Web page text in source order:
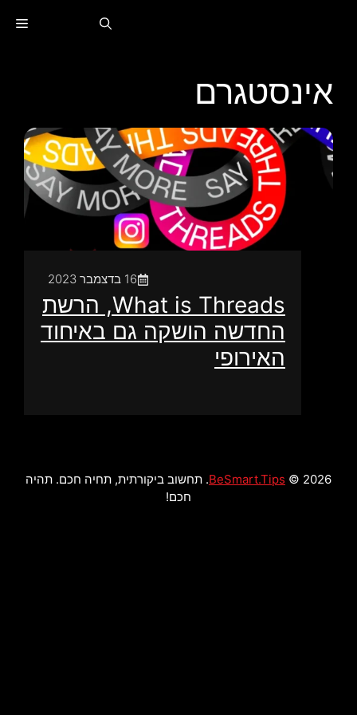
אינסטגרם
16 בדצמבר 2023
What is Threads, הרשת
החדשה הושקה גם באיחוד
האירופי
2026 ©
BeSmart.Tips. תחשוב ביקורתית, תחיה חכם. תהיה
חכם!